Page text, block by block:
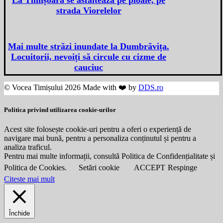
strada Viorelelor
Mai multe străzi inundate la Dumbrăvița.
Locuitorii, nevoiți să circule cu cizme de
cauciuc
© Vocea Timișului 2026 Made with ❤️ by DDS.ro
Politica privind utilizarea cookie-urilor
Acest site folosește cookie-uri pentru a oferi o experiență de
navigare mai bună, pentru a personaliza conținutul și pentru a
analiza traficul.
Pentru mai multe informații, consultă Politica de Confidențialitate și
Politica de Cookies.
Setări cookie ACCEPT Respinge
Citeste mai mult
Închide